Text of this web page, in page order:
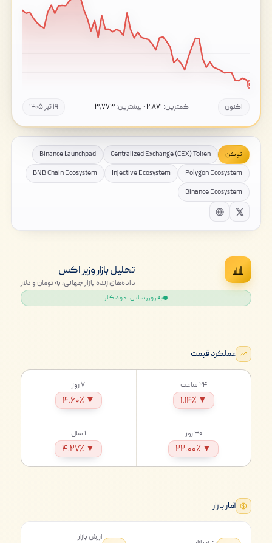
۱۹ تیر ۱۴۰۵ کمترین: ۲,۸۷۱· بیشترین:۳,۷۷۳ اکنون
توکن Centralized Exchange (CEX) Token
Binance Launchpad
Polygon Ecosystem
Injective Ecosystem
BNB Chain Ecosystem
Binance Ecosystem
تحلیل بازار وزیر اکس
داده‌های زنده بازار جهانی، به تومان و دلار
به‌روزرسانی خودکار
عملکرد قیمت
۲۴ ساعت
▼ ۱.۱۴٪
۷ روز
▼ ۴.۶۰٪
۳۰ روز
▼ ۲۲.۰۰٪
۱ سال
▼ ۴.۲۷٪
آمار بازار
ارزش بازار